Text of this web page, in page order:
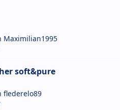
Maximilian1995
soft&pure
flederelo89